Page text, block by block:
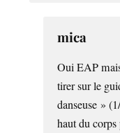
mica
Oui EAP
tirer sur le
danseuse »
haut du